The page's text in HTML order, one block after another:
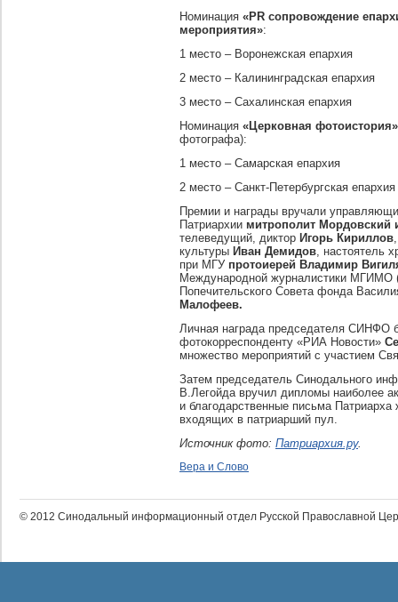
Номинация «PR сопровождение
мероприятия»:
1 место – Воронежская епархия
2 место – Калининградская епархия
3 место – Сахалинская епархия
Номинация «Церковная
фотографа):
1 место – Самарская епархия
2 место – Санкт-Петербургская епархия
Премии и награды вручали
Патриархии митрополит Мордовский
телеведущий, диктор Игорь Кириллов
культуры Иван Демидов , настоятель
при МГУ протоиерей Владимир
Международной журналистики МГИМО
Попечительского Совета фонда
Малофеев.
Личная награда председателя СИНФО
фотокорреспонденту «РИА Новости»
множество мероприятий с участием
Затем председатель Синодального
В.Легойда вручил дипломы наиболее
и благодарственные письма
входящих в патриарший пул.
Источник фото: Патриархия.ру.
Вера и Слово
© 2012 Синодальный информационный отдел Русской Православной